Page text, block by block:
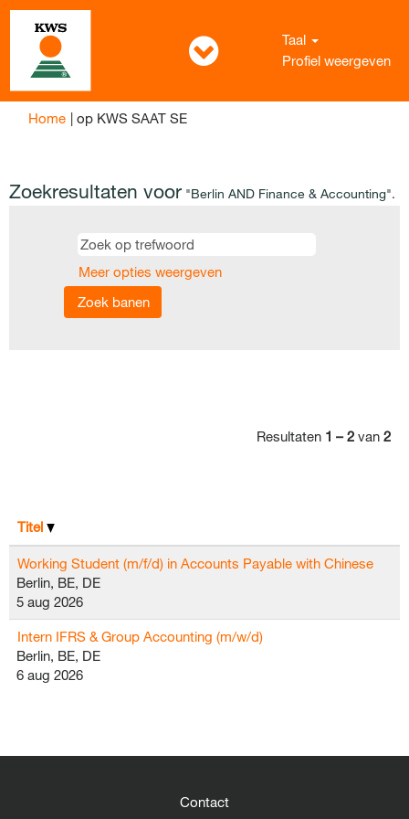
Taal
Profiel weergeven
Home | op KWS SAAT SE(huidige
Zoekresultaten voor "Berlin AND Finance & Accounting".
Meer opties weergeven
Resultaten 1 – 2 van 2
Titel
Working Student (m/f/d) in Accounts Payable with Chinese
Berlin, BE, DE
5 aug 2026
Intern IFRS & Group Accounting (m/w/d)
Berlin, BE, DE
6 aug 2026
Contact